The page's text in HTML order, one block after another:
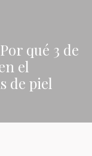
qué 3 de
el
de piel